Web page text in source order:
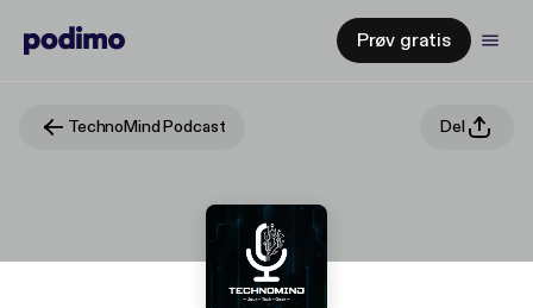
Prøv gratis
TechnoMind Podcast Del